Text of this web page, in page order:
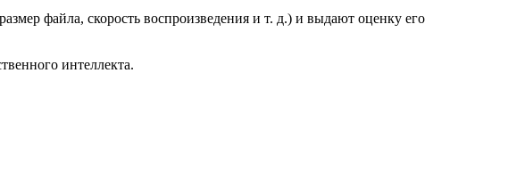
файла, скорость воспроизведения и т. д.) и выдают оценку его
интеллекта.